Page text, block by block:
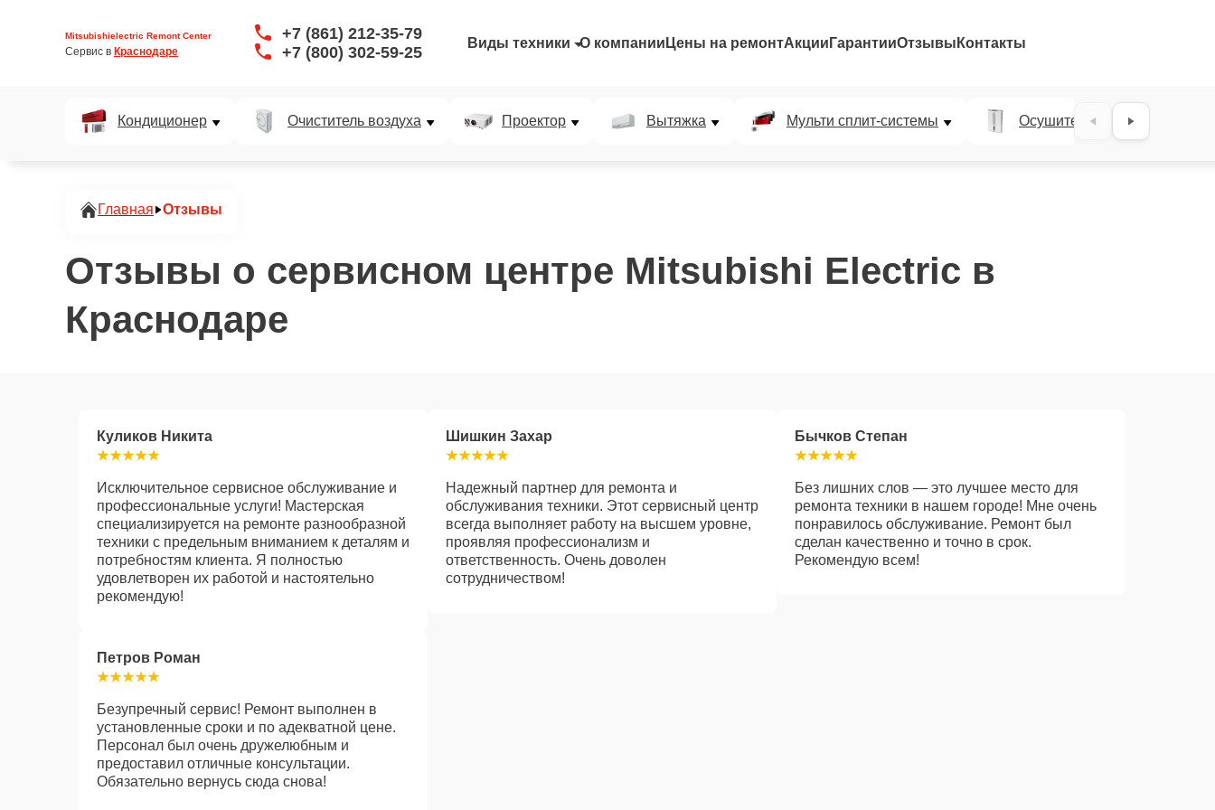
Mitsubishielectric Remont Center
Сервис в Краснодаре
+7 (861) 212-35-79
+7 (800) 302-59-25
Виды техники О компании Цены на ремонтАкции ГарантииОтзывы Контакты
Кондиционер Очиститель воздуха Проектор Вытяжка Мульти сплит-системы Осушители воздуха
Главная Отзывы
Отзывы о сервисном центре Mitsubishi Electric в
Краснодаре
Куликов Никита
Исключительное сервисное обслуживание и
профессиональные услуги! Мастерская
специализируется на ремонте разнообразной
техники с предельным вниманием к деталям и
потребностям клиента. Я полностью
удовлетворен их работой и настоятельно
рекомендую!
Шишкин Захар
Надежный партнер для ремонта и
обслуживания техники. Этот сервисный центр
всегда выполняет работу на высшем уровне,
проявляя профессионализм и
ответственность. Очень доволен
сотрудничеством!
Бычков Степан
Без лишних слов — это лучшее место для
ремонта техники в нашем городе! Мне очень
понравилось обслуживание. Ремонт был
сделан качественно и точно в срок.
Рекомендую всем!
Петров Роман
Безупречный сервис! Ремонт выполнен в
установленные сроки и по адекватной цене.
Персонал был очень дружелюбным и
предоставил отличные консультации.
Обязательно вернусь сюда снова!